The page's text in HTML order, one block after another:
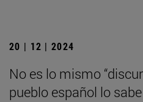
20 | 12 | 2024
No es lo mismo
pueblo español lo sabe